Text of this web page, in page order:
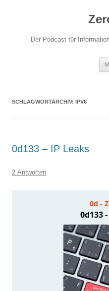
Der Podcast für
SCHLAGWORTARCHIV: IPV6
0d133 – IP Leaks
2 Antworten